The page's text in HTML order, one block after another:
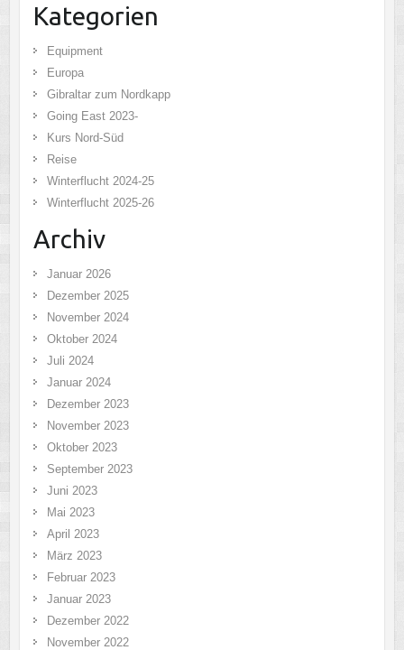
Kategorien
Equipment
Europa
Gibraltar zum Nordkapp
Going East 2023-
Kurs Nord-Süd
Reise
Winterflucht 2024-25
Winterflucht 2025-26
Archiv
Januar 2026
Dezember 2025
November 2024
Oktober 2024
Juli 2024
Januar 2024
Dezember 2023
November 2023
Oktober 2023
September 2023
Juni 2023
Mai 2023
April 2023
März 2023
Februar 2023
Januar 2023
Dezember 2022
November 2022